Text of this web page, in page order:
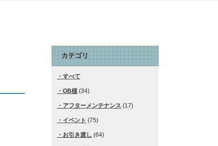
カテゴリ
すべて
OB様 (34)
アフターメンテナンス (17)
イベント (75)
お引き渡し (64)